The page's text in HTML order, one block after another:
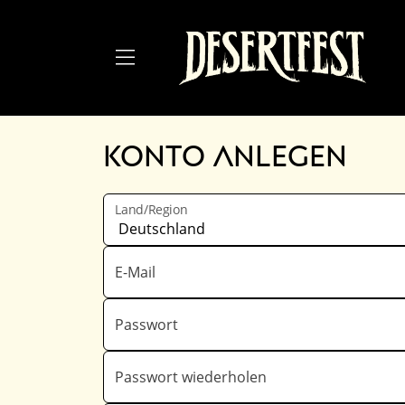
Konto anlegen
Land/Region
E-Mail
Passwort
Passwort wiederholen